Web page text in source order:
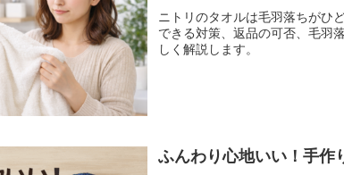
ニトリのタオルは毛羽落ちがひ
できる対策、返品の可否、毛羽
しく解説します。
ふんわり心地いい！手作